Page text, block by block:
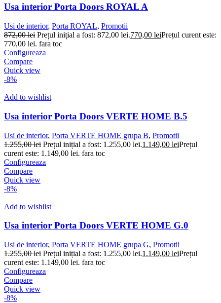
Usa interior Porta Doors ROYAL A
Usi de interior, Porta ROYAL, Promotii
872,00lei Prețul inițial a fost: 872,00 lei.770,00 leiPrețul curent este:
770,00 lei. fara toc
Configureaza
Compare
Quick view
-8%
Add to wishlist
Usa interior Porta Doors VERTE HOME B.5
Usi de interior, Porta VERTE HOME grupa B, Promotii
1.255,00lei Prețul inițial a fost: 1.255,00 lei.1.149,00 leiPrețul
curent este: 1.149,00 lei. fara toc
Configureaza
Compare
Quick view
-8%
Add to wishlist
Usa interior Porta Doors VERTE HOME G.0
Usi de interior, Porta VERTE HOME grupa G, Promotii
1.255,00lei Prețul inițial a fost: 1.255,00 lei.1.149,00 leiPrețul
curent este: 1.149,00 lei. fara toc
Configureaza
Compare
Quick view
-8%